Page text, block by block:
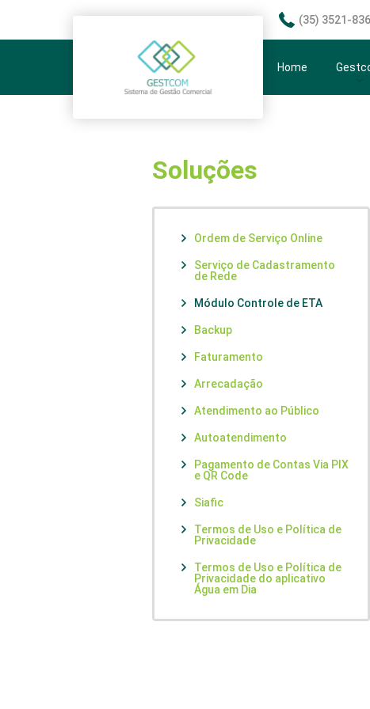
Gestão Comercial Saneamento Gerenciamento SAAE Água
(35) 3521-
Home
Soluções
Ordem de Serviço Online
Serviço de Cadastramento
de Rede
Módulo Controle de ETA
Backup
Faturamento
Arrecadação
Atendimento ao Público
Autoatendimento
Pagamento de Contas Via PIX
e QR Code
Siafic
Termos de Uso e Política de
Privacidade
Termos de Uso e Política de
Privacidade do aplicativo
Água em Dia